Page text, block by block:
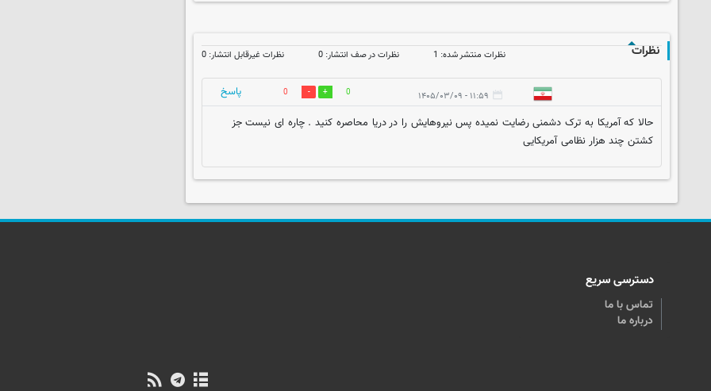
نظرات نظرات منتشر شده: 1 نظرات در صف انتشار: 0 نظرات غیرقابل انتشار: 0
۱۱:۵۹ - ۱۴۰۵/۰۳/۰۹ 0
0
پاسخ
حالا که آمریکا به ترک دشمنی رضایت نمیده پس نیروهایش را در دریا محاصره کنید . چاره ای نیست جز
کشتن چند هزار نظامی آمریکایی
دسترسی سریع
تماس با ما
درباره ما